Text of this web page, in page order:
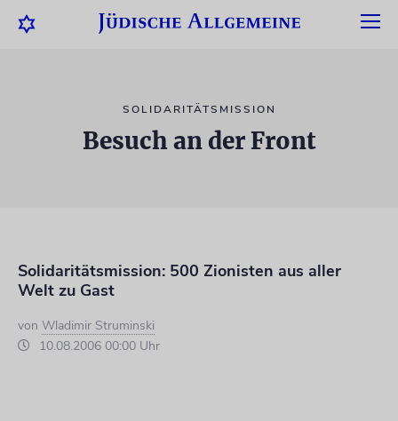
SOLIDARITÄTSMISSION
Besuch an der Front
Solidaritätsmission: 500 Zionisten aus aller
Welt zu Gast
von Wladimir Struminski
10.08.2006 00:00 Uhr